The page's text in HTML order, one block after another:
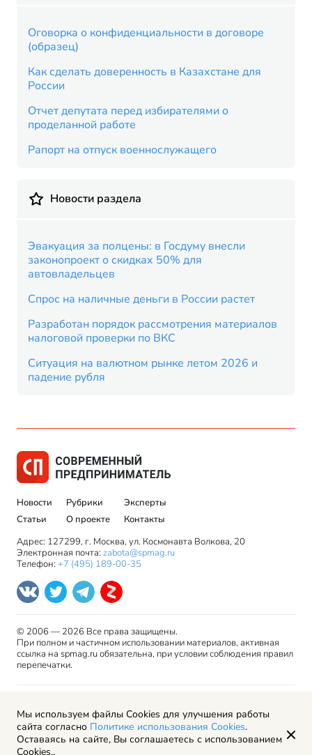
Оговорка о конфиденциальности в договоре
(образец)
Как сделать доверенность в Казахстане для
России
Отчет депутата перед избирателями о
проделанной работе
Рапорт на отпуск военнослужащего
Новости раздела
Эвакуация за полцены: в Госдуму внесли
законопроект о скидках 50% для
автовладельцев
Спрос на наличные деньги в России растет
Разработан порядок рассмотрения материалов
налоговой проверки по ВКС
Ситуация на валютном рынке летом 2026 и
падение рубля
Новости
Статьи
Рубрики
О проекте
Эксперты
Контакты
Адрес: 127299, г. Москва, ул. Космонавта Волкова, 20
Электронная почта: zabota@spmag.ru
Телефон: +7 (495) 189-00-35
© 2006 — 2026 Все права защищены.
При полном и частичном использовании материалов, активная
ссылка на spmag.ru обязательна, при условии соблюдения правил
перепечатки.
права
Пользовательское соглашение
Политика обработки персональных данных
Рекламодателям
Мы используем файлы Cookies для улучшения работы
сайта согласно Политике использования Cookies.
Оставаясь на сайте, Вы соглашаетесь с использованием
Cookies..